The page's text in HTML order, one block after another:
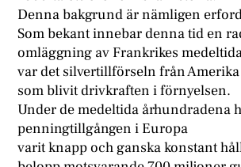
Denna bakgrund är nämligen
Som bekant innebar denna tid en
omläggning av Frankrikes
var det silvertillförseln från Amerika
som blivit drivkraften i förnyelsen.
Under de medeltida århundradena
penningtillgången i Europa
varit knapp och ganska konstant